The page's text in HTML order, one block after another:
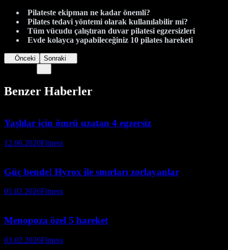
Pilateste ekipman ne kadar önemli?
Pilates tedavi yöntemi olarak kullanılabilir mi?
Tüm vücudu çalıştıran duvar pilatesi egzersizleri
Evde kolayca yapabileceğiniz 10 pilates hareketi
Önceki Sonraki
Benzer Haberler
Yaşlılar için ömrü uzatan 4 egzersiz
12.06.2020Fitness
Güç bende! Hyrox ile sınırları zorlayanlar
05.02.2026Fitness
Menopoza özel 5 hareket
03.02.2026Fitness